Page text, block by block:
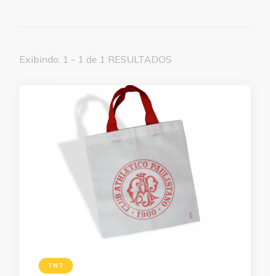
Exibindo: 1 - 1 de 1 RESULTADOS
TNT